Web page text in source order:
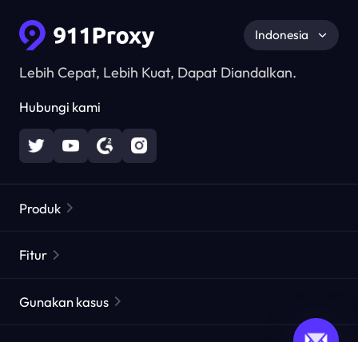
Lebih Cepat, Lebih Kuat, Dapat Diandalkan.
Hubungi kami
Indonesia
Produk
Proxy Perumahan Statis
Fitur
Gunakan kasus